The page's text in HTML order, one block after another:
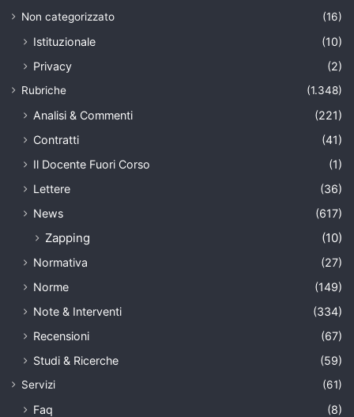
Non categorizzato (16)
Istituzionale
(10)
Privacy
(2)
Rubriche (1.348)
Analisi & Commenti
(221)
Contratti
(41)
Il Docente Fuori Corso
(1)
Lettere
(36)
News
(617)
Zapping (10)
Normativa
(27)
Norme
(149)
Note & Interventi
(334)
Recensioni
(67)
Studi & Ricerche
(59)
Servizi (61)
Faq
(8)